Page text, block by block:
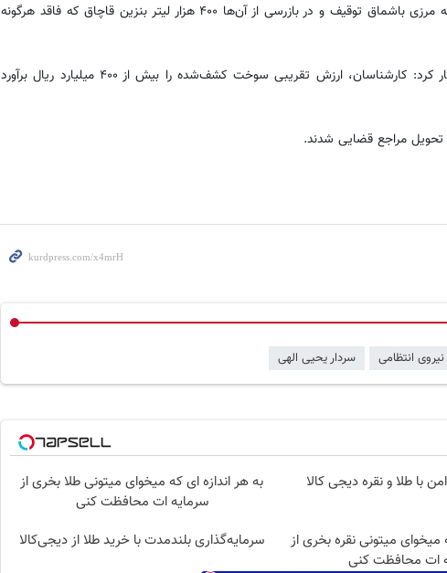
وی افزود: در جریان این عملیات، ۱۵ دستگاه کشنده حامل سوخت در پایانه مرزی باشماق توقیف و در بازرسی از آن‌ها ۴۰۰ هزار لیتر بنزین قاچاق که فاقد هرگونه
فرمانده انتظامی استان کردستان با اشاره به ارزش بالای این محموله، اظهار کرد: کارشناسان، ارزش تقریبی سوخت کشف‌شده را بیش از ۴۰۰ میلیارد ریال برآورد
نیروی انتظامی سردار یحیی الهی
با طلا و نقره دیجی کالا
به هر اندازه ای که میخوای میتونی طلا بخری از
سرمایه ات محافظت کنی
میخوای میتونی نقره بخری از
ات محافظت کنی
سرمایه‌گذاری بلندمدت با خرید طلا از دیجی‌کالا